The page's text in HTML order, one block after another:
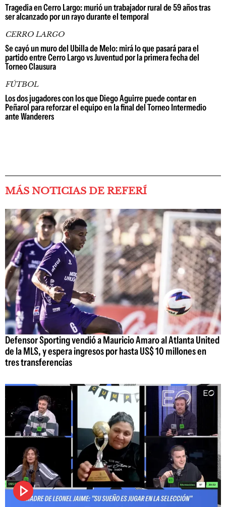
Tragedia en Cerro Largo: murió un trabajador rural de 59 años tras
ser alcanzado por un rayo durante el temporal
CERRO LARGO
Se cayó un muro del Ubilla de Melo: mirá lo que pasará para el
partido entre Cerro Largo vs Juventud por la primera fecha del
Torneo Clausura
FÚTBOL
Los dos jugadores con los que Diego Aguirre puede contar en
Peñarol para reforzar el equipo en la final del Torneo Intermedio
ante Wanderers
MÁS NOTICIAS DE REFERÍ
Defensor Sporting vendió a Mauricio Amaro al Atlanta United
de la MLS, y espera ingresos por hasta US$ 10 millones en
tres transferencias